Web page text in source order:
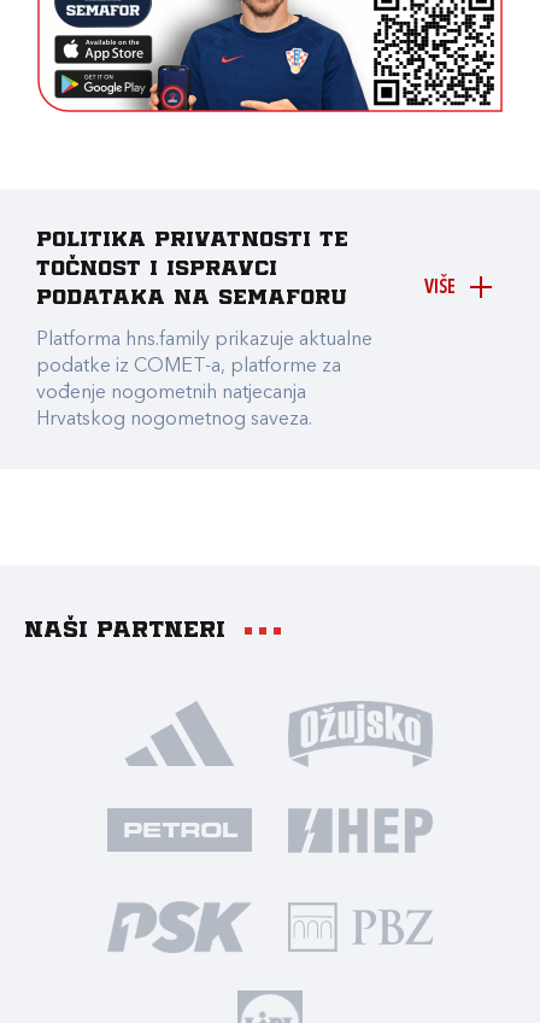
VIŠE
Politika privatnosti te
točnost i ispravci
podataka na Semaforu
Platforma hns.family prikazuje aktualne
podatke iz COMET-a, platforme za
vođenje nogometnih natjecanja
Hrvatskog nogometnog saveza.
Naši partneri